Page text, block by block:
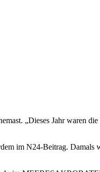
„Dieses Jahr waren
im N24-Beitrag. Damals